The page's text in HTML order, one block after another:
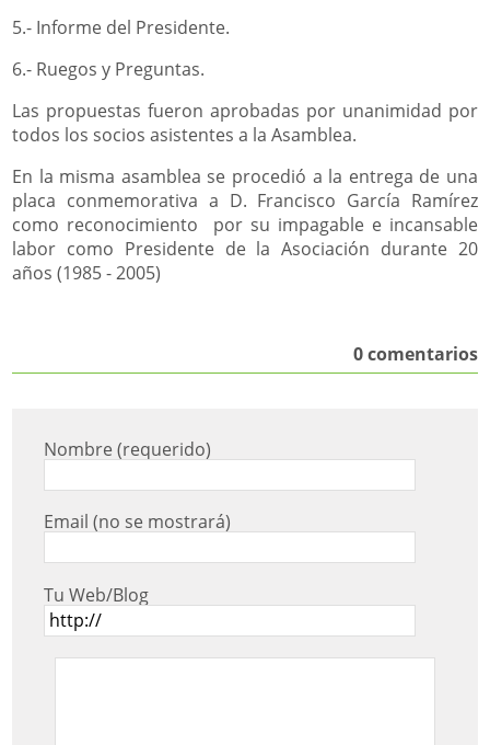
5.- Informe del Presidente.
6.- Ruegos y Preguntas.
Las propuestas fueron aprobadas por unanimidad por
todos los socios asistentes a la Asamblea.
En la misma asamblea se procedió a la entrega de una
placa conmemorativa a D. Francisco García Ramírez
como reconocimiento por su impagable e incansable
labor como Presidente de la Asociación durante 20
años (1985 - 2005)
0 comentarios
Nombre (requerido)
Email (no se mostrará)
Tu Web/Blog